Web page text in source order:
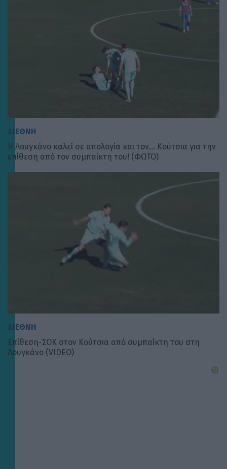
ΔΙΕΘΝΗ
Η Λουγκάνο καλεί σε απολογία και τον… Κούτσια για την
επίθεση από τον συμπαίκτη του! (ΦΩΤΟ)
ΔΙΕΘΝΗ
Επίθεση-ΣΟΚ στον Κούτσια από συμπαίκτη του στη
Λουγκάνο (VIDEO)